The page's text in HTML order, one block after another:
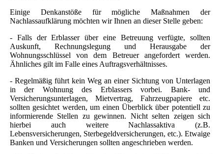
Einige Denkanstöße für mögliche Maßnahmen der
Nachlassaufklärung möchten wir Ihnen an dieser Stelle geben:
- Falls der Erblasser über eine Betreuung verfügte, sollten
Auskunft, Rechnungslegung und Herausgabe der
Wohnungsschlüssel von dem Betreuer angefordert werden.
Ähnliches gilt im Falle eines Auftragsverhältnisses.
- Regelmäßig führt kein Weg an einer Sichtung von Unterlagen
in der Wohnung des Erblassers vorbei. Bank- und
Versicherungsunterlagen, Mietvertrag, Fahrzeugpapiere etc.
sollten gesichtet werden, um einen Überblick über potentiell zu
informierende Stellen zu gewinnen. Nicht selten zeigen sich
hierbei auch weitere Nachlassaktiva (z.B.
Lebensversicherungen, Sterbegeldversicherungen, etc.). Etwaige
Banken und Versicherungen sollten angeschrieben werden.